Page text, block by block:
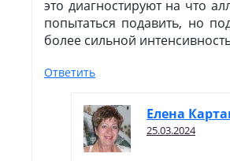
это диагностируют на что
попытаться подавить, но
более сильной
Ответить
Елена
25.03.2024